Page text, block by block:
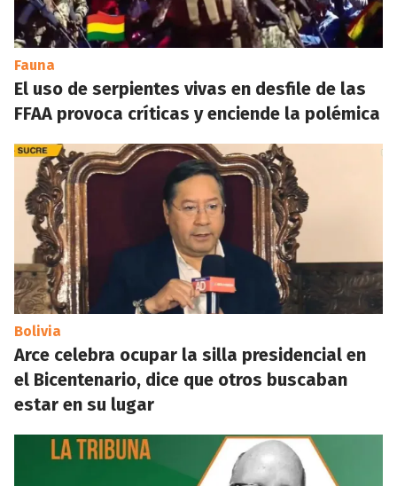
Fauna
El uso de serpientes vivas en desfile de las
FFAA provoca críticas y enciende la polémica
Bolivia
Arce celebra ocupar la silla presidencial en
el Bicentenario, dice que otros buscaban
estar en su lugar